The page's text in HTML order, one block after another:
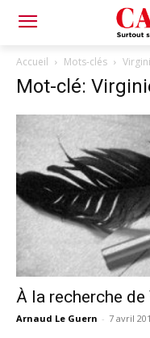
Accueil Mots-clés
Mot-clé:
À la recherche
Arnaud Le Guern - 7 avril